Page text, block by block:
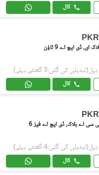
کال
PKR
(تبدیلی کی گئی:3 گھنٹے پہلے)
کال
PKR
(تبدیلی کی گئی:4 گھنٹے پہلے)
کال